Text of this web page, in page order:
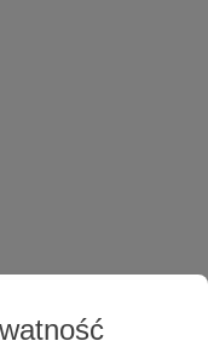
postów